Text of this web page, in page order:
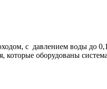
с давлением воды до
оборудованы